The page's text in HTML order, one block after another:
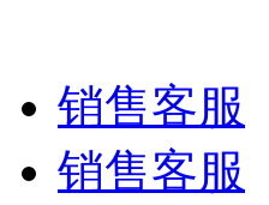
销售客服
销售客服